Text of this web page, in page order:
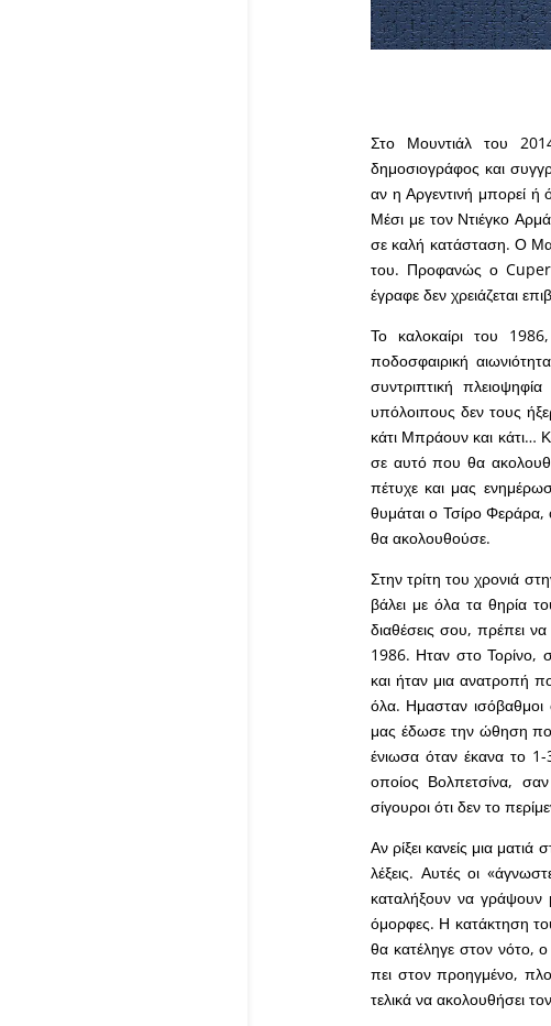
Στο Μουντιάλ του
δημοσιογράφος και
αν η Αργεντινή μπορεί ή
Μέσι με τον Ντιέγκο
σε καλή κατάσταση. Ο
του. Προφανώς ο Cuper
έγραφε δεν χρειάζεται
Το καλοκαίρι του
ποδοσφαιρική
συντριπτική
υπόλοιπους δεν τους
κάτι Μπράουν και κάτι…
σε αυτό που θα
πέτυχε και μας
θυμάται ο Τσίρο Φεράρα,
θα ακολουθούσε.
Στην τρίτη του χρονιά
βάλει με όλα τα θηρία
διαθέσεις σου, πρέπει
1986. Ηταν στο Τορίνο,
και ήταν μια ανατροπή
όλα. Ημασταν ισόβαθμοι
μας έδωσε την ώθηση
ένιωσα όταν έκανα το
οποίος Βολπετσίνα,
σίγουροι ότι δεν το
Αν ρίξει κανείς μια
λέξεις. Αυτές οι
καταλήξουν να γράψουν
όμορφες. Η κατάκτηση
θα κατέληγε στον νότο,
πει στον προηγμένο,
τελικά να ακολουθήσει